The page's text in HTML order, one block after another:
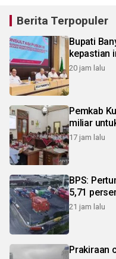
Berita Terpopuler
Bupati
kepastian
20 jam lalu
Pemkab
miliar
17 jam lalu
BPS:
5,71
21 jam lalu
Prakiraan